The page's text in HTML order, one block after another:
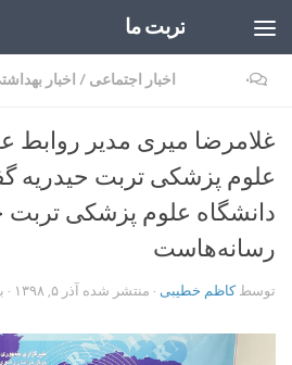
تربت ما
اخبار اجتماعی / اخبار ۰
غلامرضا میری مدیر روابط
علوم پزشکی تربت
دانشگاه علوم پزشکی تربت
رسانه‌هاست
توسطکاظم خطیبی · منتشر شده آذر ۵, ۱۳۹۸ ·